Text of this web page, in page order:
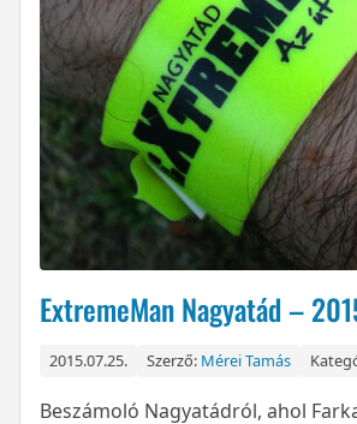
ExtremeMan Nagyatád –
2015.07.25. Szerző: Mérei Tamás
Beszámoló Nagyatádról, ahol